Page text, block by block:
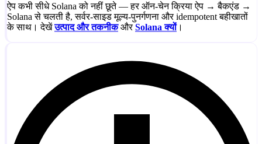
ऐप कभी सीधे Solana को नहीं छूते — हर ऑन-चेन क्रिया ऐप → बैकएंड →
Solana से चलती है, सर्वर-साइड मूल्य-पुनर्गणना और idempotent बहीखातों
के साथ। देखेंउत्पाद और तकनीकऔरSolana क्यों।